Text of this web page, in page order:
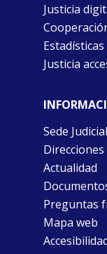
Justicia
Estadísticas
Justicia
Sede
Actualidad
Preguntas
Mapa web